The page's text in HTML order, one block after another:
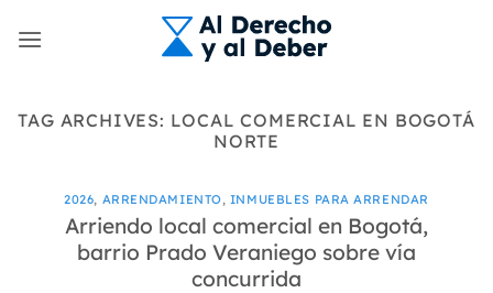
TAG ARCHIVES: LOCAL COMERCIAL EN BOGOTÁ
NORTE
2026, ARRENDAMIENTO, INMUEBLES PARA ARRENDAR
Arriendo local comercial en Bogotá,
barrio Prado Veraniego sobre vía
concurrida